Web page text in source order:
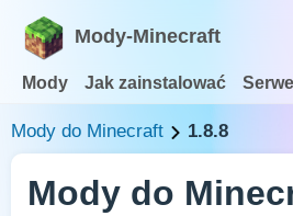
Mody-Minecraft
Mody Jak zainstalować
Mody do Minecraft 1.8.8
Mody do